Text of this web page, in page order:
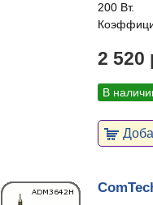
200 Вт.
2 520
В